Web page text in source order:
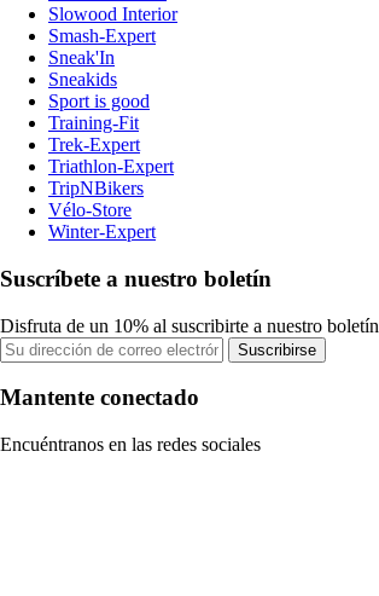
Slowood Interior
Smash-Expert
Sneak'In
Sneakids
Sport is good
Training-Fit
Trek-Expert
Triathlon-Expert
TripNBikers
Vélo-Store
Winter-Expert
Suscríbete a nuestro boletín
Disfruta de un 10% al suscribirte a nuestro boletín
Suscribirse
Mantente conectado
Encuéntranos en las redes sociales